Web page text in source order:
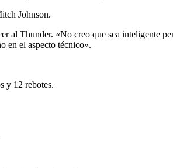
Johnson.
al Thunder. «No creo que sea inteligente
en el aspecto técnico».
y 12 rebotes.